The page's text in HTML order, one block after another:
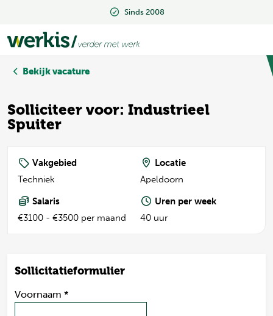
Sinds 2008
Beoordeeld met een 9.2
Bekijk vacature
Solliciteer voor: Industrieel
Spuiter
Vakgebied
Techniek
Locatie
Apeldoorn
Salaris
€3100 - €3500 per maand
Uren per week
40 uur
Sollicitatieformulier
Voornaam *